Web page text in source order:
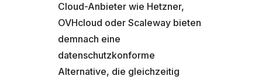
Cloud-Anbieter wie Hetzner,
OVHcloud oder Scaleway bieten
demnach eine
datenschutzkonforme
Alternative, die gleichzeitig